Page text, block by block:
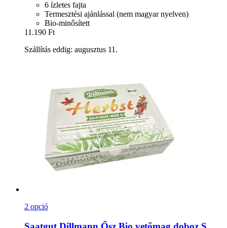
6 ízletes fajta
Termesztési ajánlással (nem magyar nyelven)
Bio-minősített
11.190 Ft
Szállítás eddig: augusztus 11.
2 opció